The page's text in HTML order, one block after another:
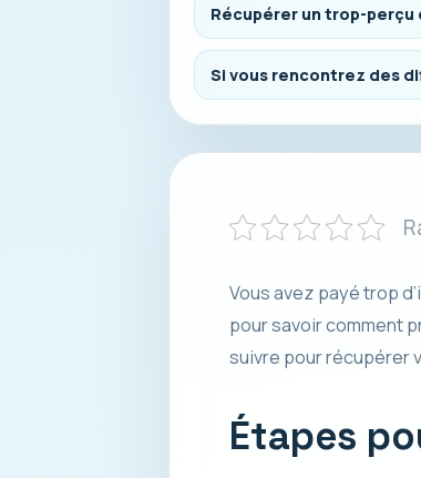
Récupérer un trop-
Si vous rencontrez des
Vous avez payé trop
pour savoir comment
suivre pour récupérer
Étapes